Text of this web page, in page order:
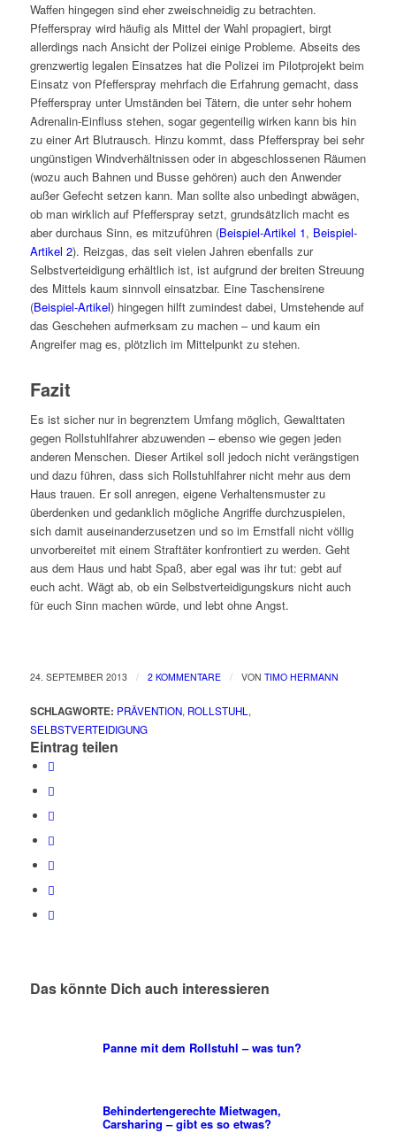
Waffen hingegen sind eher zweischneidig zu betrachten.
Pfefferspray wird häufig als Mittel der Wahl propagiert, birgt
allerdings nach Ansicht der Polizei einige Probleme. Abseits des
grenzwertig legalen Einsatzes hat die Polizei im Pilotprojekt beim
Einsatz von Pfefferspray mehrfach die Erfahrung gemacht, dass
Pfefferspray unter Umständen bei Tätern, die unter sehr hohem
Adrenalin-Einfluss stehen, sogar gegenteilig wirken kann bis hin
zu einer Art Blutrausch. Hinzu kommt, dass Pfefferspray bei sehr
ungünstigen Windverhältnissen oder in abgeschlossenen Räumen
(wozu auch Bahnen und Busse gehören) auch den Anwender
außer Gefecht setzen kann. Man sollte also unbedingt abwägen,
ob man wirklich auf Pfefferspray setzt, grundsätzlich macht es
aber durchaus Sinn, es mitzuführen (Beispiel-Artikel 1, Beispiel-
Artikel 2). Reizgas, das seit vielen Jahren ebenfalls zur
Selbstverteidigung erhältlich ist, ist aufgrund der breiten Streuung
des Mittels kaum sinnvoll einsatzbar. Eine Taschensirene
(Beispiel-Artikel) hingegen hilft zumindest dabei, Umstehende auf
das Geschehen aufmerksam zu machen – und kaum ein
Angreifer mag es, plötzlich im Mittelpunkt zu stehen.
Fazit
Es ist sicher nur in begrenztem Umfang möglich, Gewalttaten
gegen Rollstuhlfahrer abzuwenden – ebenso wie gegen jeden
anderen Menschen. Dieser Artikel soll jedoch nicht verängstigen
und dazu führen, dass sich Rollstuhlfahrer nicht mehr aus dem
Haus trauen. Er soll anregen, eigene Verhaltensmuster zu
überdenken und gedanklich mögliche Angriffe durchzuspielen,
sich damit auseinanderzusetzen und so im Ernstfall nicht völlig
unvorbereitet mit einem Straftäter konfrontiert zu werden. Geht
aus dem Haus und habt Spaß, aber egal was ihr tut: gebt auf
euch acht. Wägt ab, ob ein Selbstverteidigungskurs nicht auch
für euch Sinn machen würde, und lebt ohne Angst.
24. SEPTEMBER 2013 / 2 KOMMENTARE / VON TIMO HERMANN
SCHLAGWORTE: PRÄVENTION, ROLLSTUHL ,
SELBSTVERTEIDIGUNG
Eintrag teilen
Das könnte Dich auch interessieren
Panne mit dem Rollstuhl – was tun?
Behindertengerechte Mietwagen,
Carsharing – gibt es so etwas?